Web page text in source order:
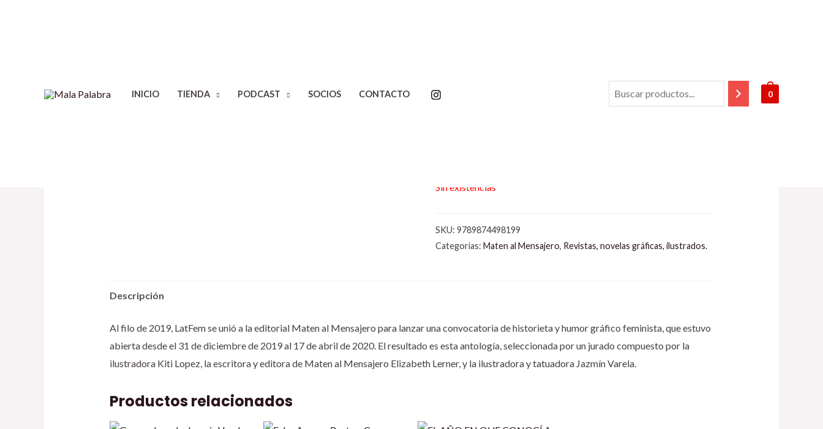
INICIO TIENDA PODCAST SOCIOS CONTACTO 0
Inicio / Fantástica violeta. AA.VV.
Sin existencias
SKU:9789874498199
Categorías:Maten al Mensajero, Revistas, novelas gráficas, ilustrados.
Descripción
Al filo de 2019, LatFem se unió a la editorial Maten al Mensajero para lanzar una convocatoria de historieta y humor gráfico feminista, que estuvo
abierta desde el 31 de diciembre de 2019 al 17 de abril de 2020. El resultado es esta antología, seleccionada por un jurado compuesto por la
ilustradora Kiti Lopez, la escritora y editora de Maten al Mensajero Elizabeth Lerner, y la ilustradora y tatuadora Jazmín Varela.
Productos relacionados